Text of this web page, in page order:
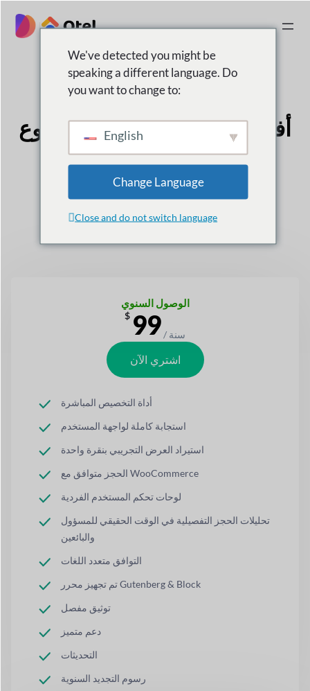
المحتوى
|
تسعير الفندق
أفضل فندق ووردبريسموضوع
الحجز والحجز
ارفع مظهر سوق حجز الفنادق الخاص بك.
الوصول السنوي
$ 99 / سنة
اشتري الآن
أداة التخصيص المباشرة
استجابة كاملة لواجهة المستخدم
استيراد العرض التجريبي بنقرة واحدة
الحجز متوافق مع WooCommerce
لوحات تحكم المستخدم الفردية
تحليلات الحجز التفصيلية في الوقت الحقيقي للمسؤول
والبائعين
التوافق متعدد اللغات
تم تجهيز محرر Gutenberg & Block
توثيق مفصل
دعم متميز
التحديثات
رسوم التجديد السنوية
We've detected you might be
speaking a different language. Do
you want to change to:
English
Change Language
Close and do not switch language